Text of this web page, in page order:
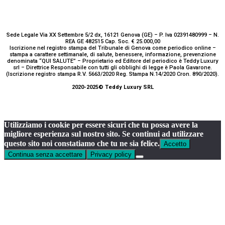
Sede Legale Via XX Settembre 5/2 dx, 16121 Genova (GE) – P. Iva 02391480999 – N.
REA GE 482515 Cap. Soc. € 25.000,00
Iscrizione nel registro stampa del Tribunale di Genova come periodico online –
stampa a carattere settimanale, di salute, benessere, informazione, prevenzione
denominata “QUI SALUTE” – Proprietario ed Editore del periodico è Teddy Luxury
srl – Direttrice Responsabile con tutti gli obblighi di legge è Paola Gavarone.
(Iscrizione registro stampa R.V. 5663/2020 Reg. Stampa N.14/2020 Cron. 890/2020).
2020-2025© Teddy Luxury SRL
Utilizziamo i cookie per essere sicuri che tu possa avere la
migliore esperienza sul nostro sito. Se continui ad utilizzare
questo sito noi constatiamo che tu ne sia felice. Accetto
Continua senza accettare
Privacy policy